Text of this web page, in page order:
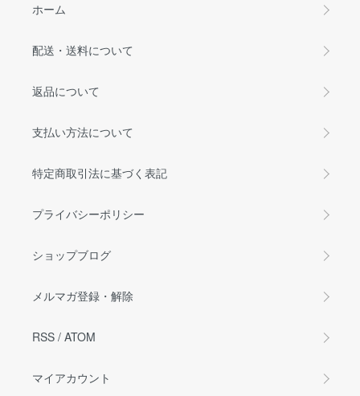
ホーム
配送・送料について
返品について
支払い方法について
特定商取引法に基づく表記
プライバシーポリシー
ショップブログ
メルマガ登録・解除
RSS / ATOM
マイアカウント